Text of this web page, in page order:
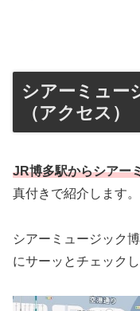
シアーミュー
（アクセス）
JR博多駅からシアー
真付きで紹介します。
シアーミュージック
にサーッとチェック